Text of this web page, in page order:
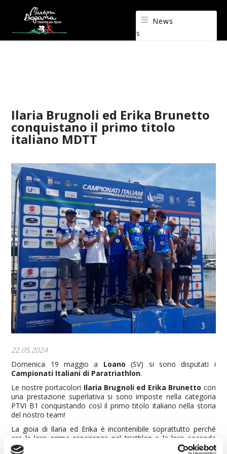
News
s
Ilaria Brugnoli ed Erika Brunetto
conquistano il primo titolo
italiano MDTT
22.05.2024
Domenica 19 maggio a Loano (SV) si sono disputati i
Campionati Italiani di Paratriathlon.
Le nostre portacolori Ilaria Brugnoli ed Erika Brunetto con
una prestazione superlativa si sono imposte nella categoria
PTVI B1 conquistando così il primo titolo italiano nella storia
del nostro team!
La gioia di Ilaria ed Erika è incontenibile soprattutto perché
era la loro prima esperienza nel triathlon e la loro seconda
gara multidisciplinare insieme dopo il duathlon di Pisa di aprile